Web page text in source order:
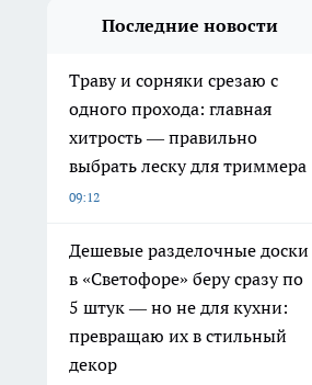
Последние новости
Траву и сорняки срезаю с
одного прохода: главная
хитрость — правильно
выбрать леску для триммера
09:12
Дешевые разделочные доски
в «Светофоре» беру сразу по
5 штук — но не для кухни:
превращаю их в стильный
декор